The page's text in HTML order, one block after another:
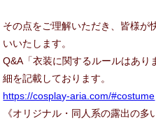
その点をご理解いただき、皆様が
いいたします。
Q&A「衣装に関するルールはあ
細を記載しております。
https://cosplay-aria.com/#costume
《オリジナル・同人系の露出の